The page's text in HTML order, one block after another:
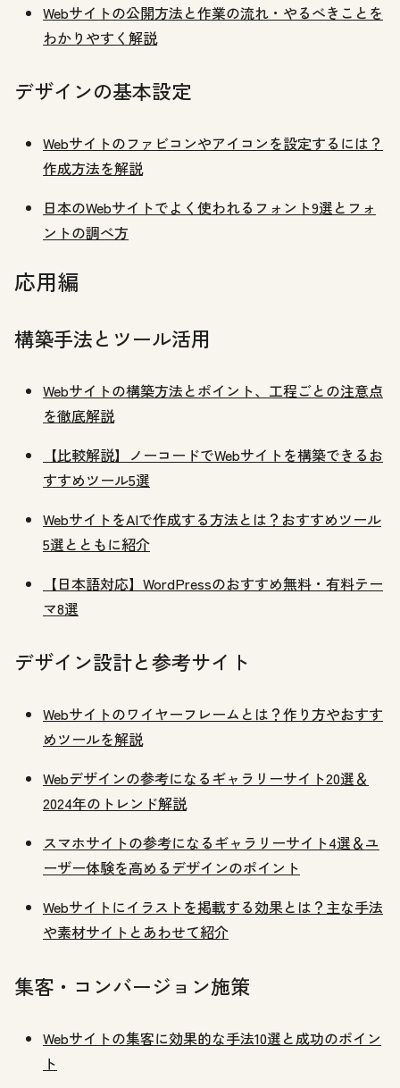
Webサイトの公開方法と作業の流れ・やるべきことを
わかりやすく解説
デザインの基本設定
Webサイトのファビコンやアイコンを設定するには？
作成方法を解説
日本のWebサイトでよく使われるフォント9選とフォ
ントの調べ方
応用編
構築手法とツール活用
Webサイトの構築方法とポイント、工程ごとの注意点
を徹底解説
【比較解説】ノーコードでWebサイトを構築できるお
すすめツール5選
WebサイトをAIで作成する方法とは？おすすめツール
5選とともに紹介
【日本語対応】WordPressのおすすめ無料・有料テー
マ8選
デザイン設計と参考サイト
Webサイトのワイヤーフレームとは？作り方やおすす
めツールを解説
Webデザインの参考になるギャラリーサイト20選＆
2024年のトレンド解説
スマホサイトの参考になるギャラリーサイト4選＆ユ
ーザー体験を高めるデザインのポイント
Webサイトにイラストを掲載する効果とは？主な手法
や素材サイトとあわせて紹介
集客・コンバージョン施策
Webサイトの集客に効果的な手法10選と成功のポイン
ト